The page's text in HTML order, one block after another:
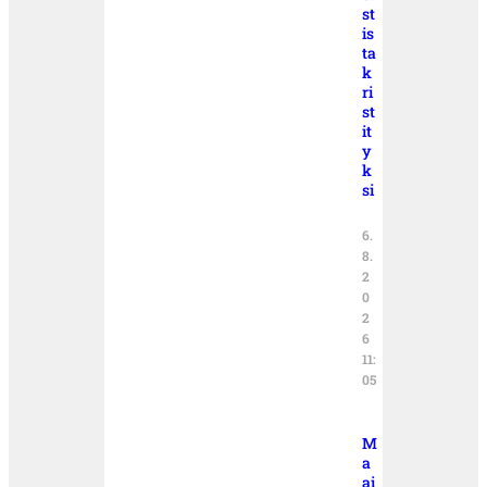
st
is
ta
k
ri
st
it
y
k
si
6.
8.
2
0
2
6
11:
05
M
a
ai